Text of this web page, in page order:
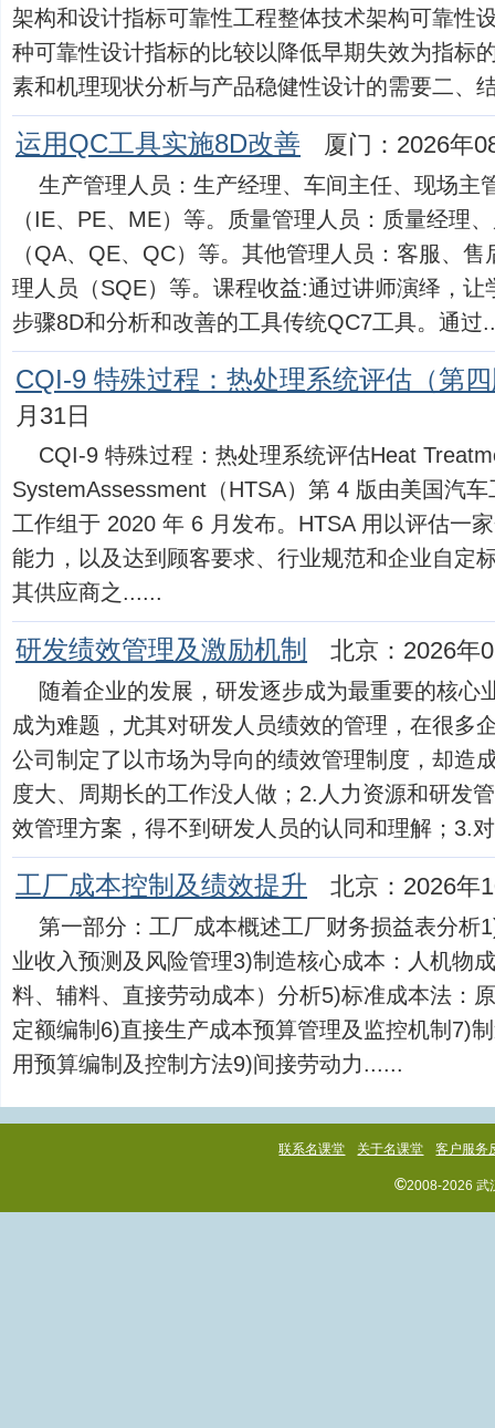
架构和设计指标可靠性工程整体技术架构可靠性
种可靠性设计指标的比较以降低早期失效为指标
素和机理现状分析与产品稳健性设计的需要二、
运用QC工具实施8D改善 厦门：2026年
生产管理人员：生产经理、车间主任、现场主
（IE、PE、ME）等。质量管理人员：质量经理
（QA、QE、QC）等。其他管理人员：客服、
理人员（SQE）等。课程收益:通过讲师演绎，
步骤8D和分析和改善的工具传统QC7工具。通过
CQI-9 特殊过程：热处理系统评估（第
月31日
CQI-9 特殊过程：热处理系统评估Heat
SystemAssessment（HTSA）第 4 版由美国汽
工作组于 2020 年 6 月发布。HTSA 用以评估一
能力，以及达到顾客要求、行业规范和企业自定
其供应商之......
研发绩效管理及激励机制 北京：2026年
随着企业的发展，研发逐步成为最重要的核心
成为难题，尤其对研发人员绩效的管理，在很多
公司制定了以市场为导向的绩效管理制度，却造
度大、周期长的工作没人做；2.人力资源和研发
效管理方案，得不到研发人员的认同和理解；3.
工厂成本控制及绩效提升 北京：2026年
第一部分：工厂成本概述工厂财务损益表分析
业收入预测及风险管理3)制造核心成本：人机物
料、辅料、直接劳动成本）分析5)标准成本法：
定额编制6)直接生产成本预算管理及监控机制7)
用预算编制及控制方法9)间接劳动力......
联系名课堂 关于名课堂 客户服务
©2008-2026 武